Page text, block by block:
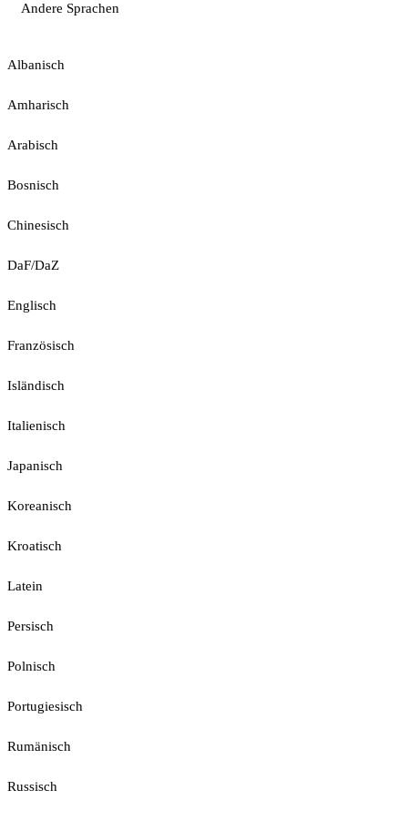
Andere Sprachen
Albanisch
Amharisch
Arabisch
Bosnisch
Chinesisch
DaF/DaZ
Englisch
Französisch
Isländisch
Italienisch
Japanisch
Koreanisch
Kroatisch
Latein
Persisch
Polnisch
Portugiesisch
Rumänisch
Russisch